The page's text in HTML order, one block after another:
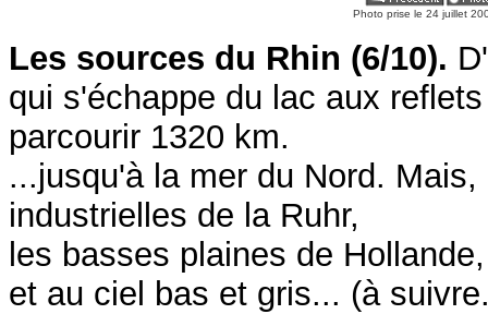
Photo prise le 24 juillet
Les sources du Rhin (6/10).
qui s'échappe du lac aux
parcourir 1320 km.
...jusqu'à la mer du Nord.
industrielles de la Ruhr,
les basses plaines de
et au ciel bas et gris... (à